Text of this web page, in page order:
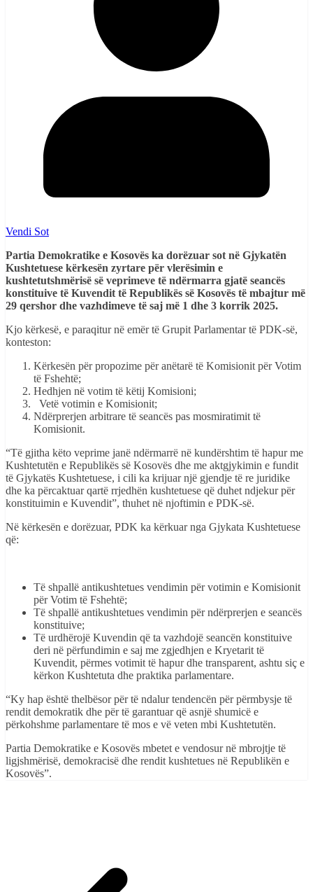
Vendi Sot
Partia Demokratike e Kosovës ka dorëzuar sot në Gjykatën
Kushtetuese kërkesën zyrtare për vlerësimin e
kushtetutshmërisë së veprimeve të ndërmarra gjatë seancës
konstituive të Kuvendit të Republikës së Kosovës të mbajtur më
29 qershor dhe vazhdimeve të saj më 1 dhe 3 korrik 2025.
Kjo kërkesë, e paraqitur në emër të Grupit Parlamentar të PDK-së,
konteston:
Kërkesën për propozime për anëtarë të Komisionit për Votim
të Fshehtë;
Hedhjen në votim të këtij Komisioni;
Vetë votimin e Komisionit;
Ndërprerjen arbitrare të seancës pas mosmiratimit të
Komisionit.
“Të gjitha këto veprime janë ndërmarrë në kundërshtim të hapur me
Kushtetutën e Republikës së Kosovës dhe me aktgjykimin e fundit
të Gjykatës Kushtetuese, i cili ka krijuar një gjendje të re juridike
dhe ka përcaktuar qartë rrjedhën kushtetuese që duhet ndjekur për
konstituimin e Kuvendit”, thuhet në njoftimin e PDK-së.
Në kërkesën e dorëzuar, PDK ka kërkuar nga Gjykata Kushtetuese
që:
Të shpallë antikushtetues vendimin për votimin e Komisionit
për Votim të Fshehtë;
Të shpallë antikushtetues vendimin për ndërprerjen e seancës
konstituive;
Të urdhërojë Kuvendin që ta vazhdojë seancën konstituive
deri në përfundimin e saj me zgjedhjen e Kryetarit të
Kuvendit, përmes votimit të hapur dhe transparent, ashtu siç e
kërkon Kushtetuta dhe praktika parlamentare.
“Ky hap është thelbësor për të ndalur tendencën për përmbysje të
rendit demokratik dhe për të garantuar që asnjë shumicë e
përkohshme parlamentare të mos e vë veten mbi Kushtetutën.
Partia Demokratike e Kosovës mbetet e vendosur në mbrojtje të
ligjshmërisë, demokracisë dhe rendit kushtetues në Republikën e
Kosovës”.